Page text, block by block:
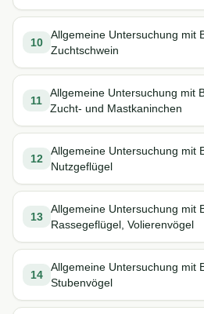
10
Allgemeine Untersuchung mit
Zuchtschwein
11
Allgemeine Untersuchung mit
Zucht- und Mastkaninchen
12
Allgemeine Untersuchung mit
Nutzgeflügel
13
Allgemeine Untersuchung mit
Rassegeflügel, Volierenvögel
14
Allgemeine Untersuchung mit
Stubenvögel